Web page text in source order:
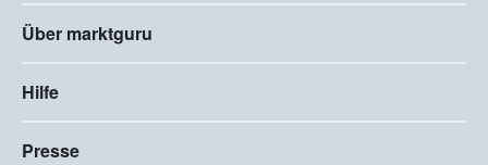
Über marktguru
Hilfe
Presse